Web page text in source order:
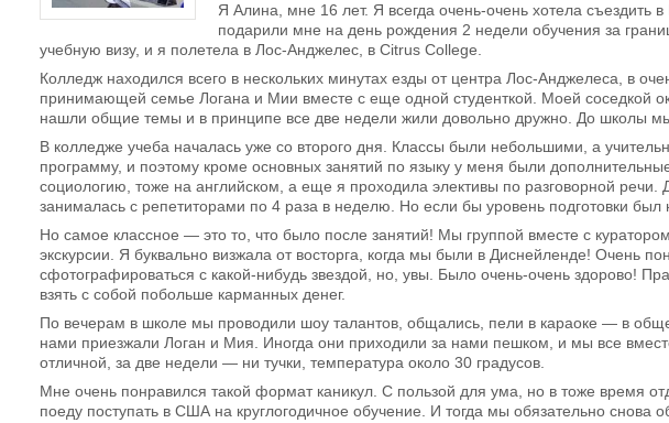
Я Алина, мне 16 лет. Я всегда очень-очень хотела съездить
подарили мне на день рождения 2 недели обучения за
учебную визу, и я полетела в Лос-Анджелес, в Citrus College.
Колледж находился всего в нескольких минутах езды от центра Лос-Анджелеса, в
принимающей семье Логана и Мии вместе с еще одной студенткой. Моей соседкой
нашли общие темы и в принципе все две недели жили довольно дружно. До школы мы
В колледже учеба началась уже со второго дня. Классы были небольшими, а
программу, и поэтому кроме основных занятий по языку у меня были
социологию, тоже на английском, а еще я проходила элективы по разговорной
занималась с репетиторами по 4 раза в неделю. Но если бы уровень подготовки был
Но самое классное — это то, что было после занятий! Мы группой вместе с
экскурсии. Я буквально визжала от восторга, когда мы были в Диснейленде! Очень
сфотографироваться с какой-нибудь звездой, но, увы. Было очень-очень здорово!
взять с собой побольше карманных денег.
По вечерам в школе мы проводили шоу талантов, общались, пели в караоке — в
нами приезжали Логан и Мия. Иногда они приходили за нами пешком, и мы все
отличной, за две недели — ни тучки, температура около 30 градусов.
Мне очень понравился такой формат каникул. С пользой для ума, но в тоже время
поеду поступать в США на круглогодичное обучение. И тогда мы обязательно снова